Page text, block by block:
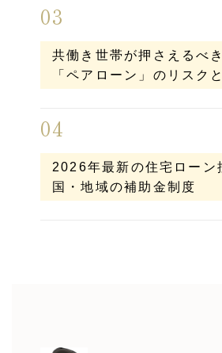
03
共働き世帯が押さえるべき
「ペアローン」の リスク
04
2026年最新の住宅ローン
国・地域の補助金制度